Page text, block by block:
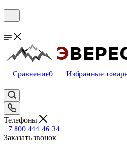
Сравнение0 Избранные
Телефоны
+7 800 444-46-34
Заказать звонок